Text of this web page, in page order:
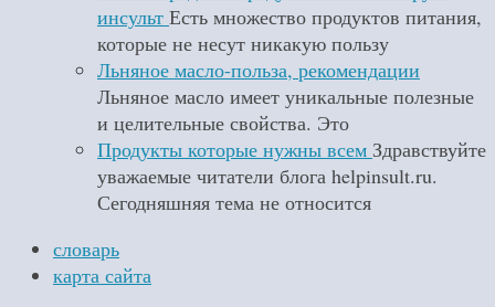
инсульт Есть множество продуктов питания,
которые не несут никакую пользу
Льняное масло-польза, рекомендации
Льняное масло имеет уникальные полезные
и целительные свойства. Это
Продукты которые нужны всем Здравствуйте
уважаемые читатели блога helpinsult.ru.
Сегодняшняя тема не относится
словарь
карта сайта